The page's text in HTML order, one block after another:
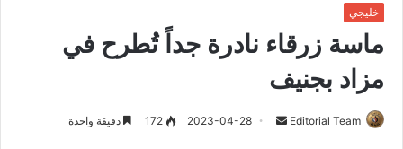
خليجي
ماسة زرقاء نادرة جداً تُطرح في
مزاد بجنيف
Editorial Team
2023-04-28
172 دقيقة واحدة